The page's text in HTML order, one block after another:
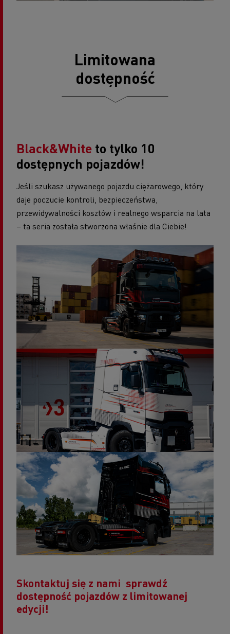
Limitowana
dostępność
Black&White to tylko 10
dostępnych pojazdów!
Jeśli szukasz używanego pojazdu ciężarowego, który
daje poczucie kontroli, bezpieczeństwa,
przewidywalności kosztów i realnego wsparcia na lata
– ta seria została stworzona właśnie dla Ciebie!
Skontaktuj się z nami sprawdź
dostępność pojazdów z limitowanej
edycji!